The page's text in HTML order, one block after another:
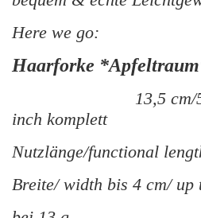
Here we go:
Haarforke
13,5 cm/
inch komplett
Nutzlänge/functional
Breite/ width bis 4 cm/ up